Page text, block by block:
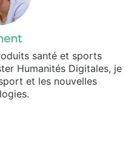
santé et sports
Humanités Digitales, je
et les nouvelles